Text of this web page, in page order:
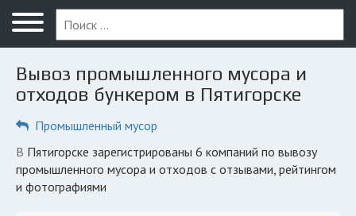
Меню
Главная
Вопрос юристу
Компании
Вывоз промышленного мусора и
отходов бункером в Пятигорске
Промышленный мусор
в Пятигорске зарегистрированы 6 компаний по вывозу
промышленного мусора и отходов с отзывами, рейтингом
и фотографиями